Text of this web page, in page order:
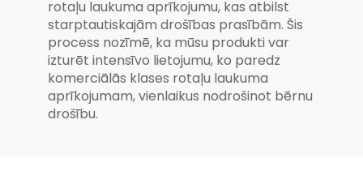
rotaļu laukuma aprīkojumu, kas atbilst
starptautiskajām drošības prasībām. Šis
process nozīmē, ka mūsu produkti var
izturēt intensīvo lietojumu, ko paredz
komerciālās klases rotaļu laukuma
aprīkojumam, vienlaikus nodrošinot bērnu
drošību.